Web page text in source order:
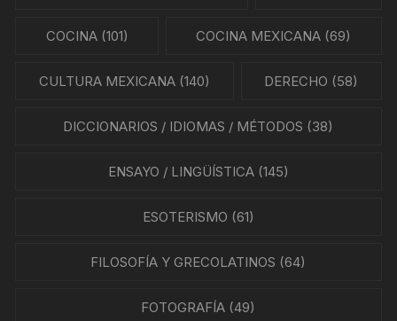
COCINA(101) COCINA MEXICANA (69)
CULTURA MEXICANA(140) DERECHO (58)
DICCIONARIOS / IDIOMAS / MÉTODOS (38)
ENSAYO / LINGÜÍSTICA(145)
ESOTERISMO (61)
FILOSOFÍA Y GRECOLATINOS (64)
FOTOGRAFÍA (49)